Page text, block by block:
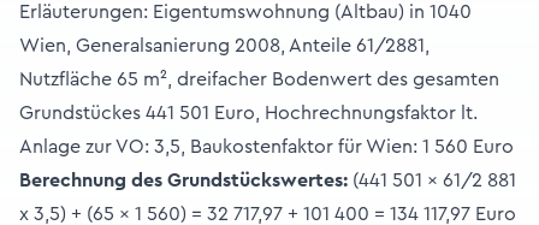
Erläuterungen: Eigentumswohnung (Altbau) in 1040
Wien, Generalsanierung 2008, Anteile 61/2881,
Nutzfläche 65 m², dreifacher Bodenwert des gesamten
Grundstückes 441 501 Euro, Hochrechnungsfaktor lt.
Anlage zur VO: 3,5, Baukostenfaktor für Wien: 1 560 Euro
Berechnung des Grundstückswertes: (441 501 x 61/2 881
x 3,5) + (65 x 1 560) = 32 717,97 + 101 400 = 134 117,97 Euro